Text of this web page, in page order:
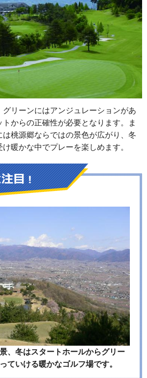
グリーンにはアンジュレーションがあ
トからの正確性が必要となります。ま
は桃源郷ならではの景色が広がり、冬
暖かな中でプレーを楽しめます。
、冬はスタートホールからグリー
ていける暖かなゴルフ場です。